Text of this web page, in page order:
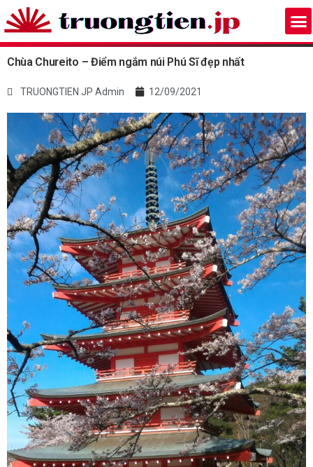
Chùa Chureito – Điểm ngắm núi Phú Sĩ đẹp nhất
TRUONGTIEN JP Admin 12/09/2021